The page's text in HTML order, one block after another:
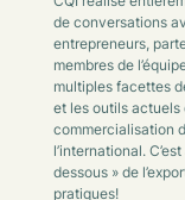
de conversations
entrepreneurs,
membres de
multiples facettes
et les outils
commercialisation
l’international.
dessous » de
pratiques!